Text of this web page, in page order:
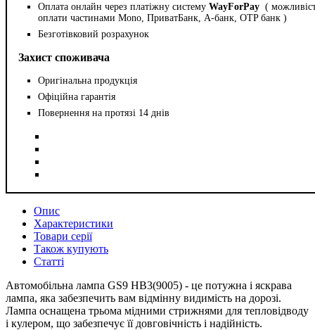
Оплата онлайн через платіжну систему WayForPay (
оплати частинами Mono, ПриватБанк, А-банк, OTP банк )
Безготівковий розрахунок
Захист споживача
Оригінальна продукція
Офіційна гарантія
Повернення на протязі 14 днів
Опис
Характеристики
Товари серії
Також купують
Статті
Автомобільна лампа GS9 HB3(9005) - це потужна і яскрава
лампа, яка забезпечить вам відмінну видимість на дорозі.
Лампа оснащена трьома мідними стрижнями для тепловідводу
і кулером, що забезпечує її довговічність і надійність.